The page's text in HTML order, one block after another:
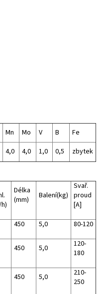
Mn Mo V B
Fe
4,0 4,0 1,0 0,5 zbytek
Délka
(mm)
Balení(kg)
Svař.
proud
[A]
450 5,0 80-120
450 5,0
120-
180
450 5,0
210-
250